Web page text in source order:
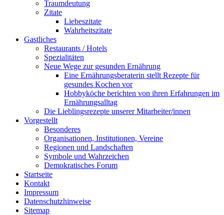
Traumdeutung
Zitate
Liebeszitate
Wahrheitszitate
Gastliches
Restaurants / Hotels
Spezialitäten
Neue Wege zur gesunden Ernährung
Eine Ernährungsberaterin stellt Rezepte für
gesundes Kochen vor
Hobbyköche berichten von ihren Erfahrungen im
Ernährungsalltag
Die Lieblingsrezepte unserer Mitarbeiter/innen
Vorgestellt
Besonderes
Organisationen, Institutionen, Vereine
Regionen und Landschaften
Symbole und Wahrzeichen
Demokratisches Forum
Startseite
Kontakt
Impressum
Datenschutzhinweise
Sitemap